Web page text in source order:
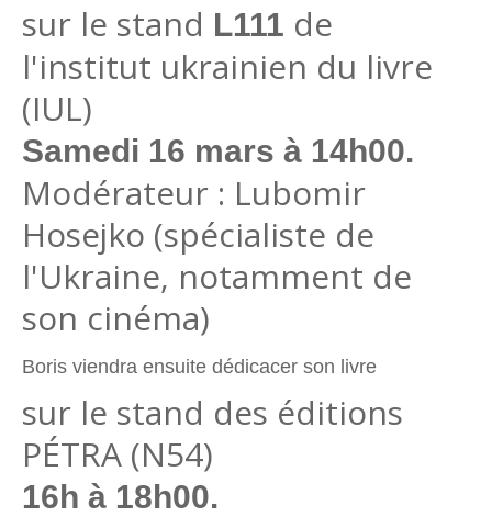
sur le stand L111 de
l'institut ukrainien du livre
(IUL)
Samedi 16 mars à 14h00.
Modérateur : Lubomir
Hosejko (spécialiste de
l'Ukraine, notamment de
son cinéma)
Boris viendra ensuite dédicacer son livre
sur le stand des éditions
PÉTRA (N54)
16h à 18h00.